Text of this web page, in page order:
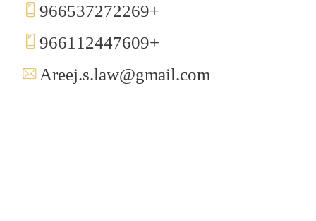
+966537272269
+966112447609
Areej.s.law@gmail.com